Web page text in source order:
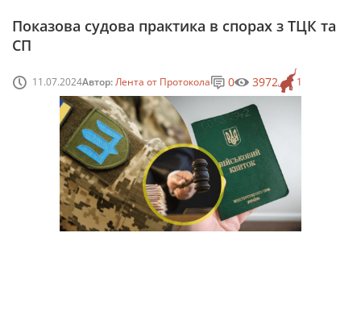
Показова судова практика в спорах з ТЦК та
СП
11.07.2024Автор:Лента от Протокола 1
0 3972